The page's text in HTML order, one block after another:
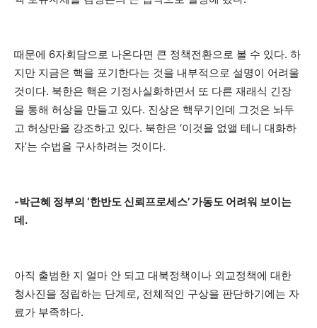
때문에 6자회담으로 나온다면 큰 정책전환으로 볼 수 있다. 하
지만 지금은 핵을 포기한다는 것을 내부적으로 설명이 어려울
것이다. 북한은 핵은 기정사실화하면서 또 다른 재래식 긴장
을 통해 허상을 만들고 있다. 진상은 핵무기인데 그것은 놔두
고 허상만을 강조하고 있다. 북한은 ‘이것을 없앨 테니 대화하
자’는 수법을 구사하려는 것이다.
-박근혜 정부의 ‘한반도 신뢰프로세스’ 가동도 어려워 보이는
데.
아직 출범한 지 얼마 안 되고 대북정책이나 외교정책에 대한
청사진을 정립하는 단계로, 전체적인 구상을 판단하기에는 자
료가 부족하다.